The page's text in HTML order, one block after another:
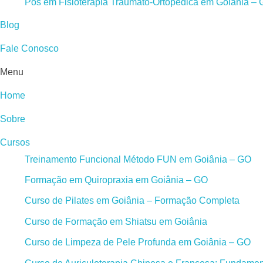
Pós em Fisioterapia Traumato-Ortopédica em Goiânia –
Blog
Fale Conosco
Menu
Home
Sobre
Cursos
Treinamento Funcional Método FUN em Goiânia – GO
Formação em Quiropraxia em Goiânia – GO
Curso de Pilates em Goiânia – Formação Completa
Curso de Formação em Shiatsu em Goiânia
Curso de Limpeza de Pele Profunda em Goiânia – GO